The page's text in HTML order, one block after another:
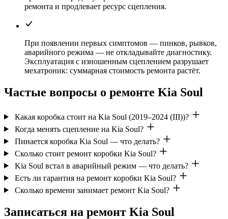
ремонта и продлевает ресурс сцепления.
При появлении первых симптомов — пинков, рывков,
аварийного режима — не откладывайте диагностику.
Эксплуатация с изношенным сцеплением разрушает
мехатроник: суммарная стоимость ремонта растёт.
Частые вопросы о ремонте Kia Soul
Какая коробка стоит на Kia Soul (2019–2024 (III))?
Когда менять сцепление на Kia Soul?
Пинается коробка Kia Soul — что делать?
Сколько стоит ремонт коробки Kia Soul?
Kia Soul встал в аварийный режим — что делать?
Есть ли гарантия на ремонт коробки Kia Soul?
Сколько времени занимает ремонт Kia Soul?
Записаться на ремонт Kia Soul